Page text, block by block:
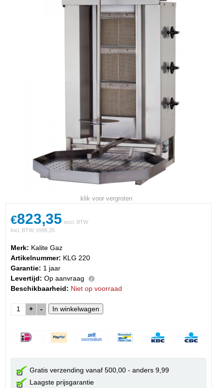
klik voor vergroten
€823,35 excl. BTW
Incl. BTW:€996,25
Merk: Kalite Gaz
Artikelnummer: KLG 220
Garantie: 1 jaar
Levertijd: Op aanvraag
Beschikbaarheid: Niet op voorraad
+ -
Gratis verzending vanaf 500,00 - anders 9,99
Laagste prijsgarantie